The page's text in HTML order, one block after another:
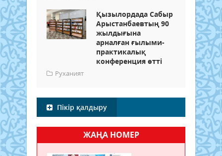
Қызылордада Сабыр
Арыстанбаевтың 90
жылдығына
арналған ғылыми-
практикалық
конференция өтті
Руханият
Пікір қалдыру
ЖАҢА НОМЕР